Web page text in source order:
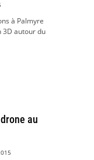
à Palmyre
3D autour du
au